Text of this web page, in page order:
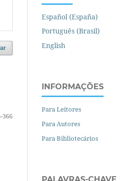
366
Español (España)
Português (Brasil)
English
INFORMAÇÕES
Para Leitores
Para Autores
Para Bibliotecários